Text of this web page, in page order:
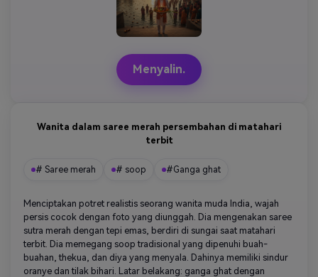
Menyalin.
Wanita dalam saree merah persembahan di matahari
terbit
# Saree merah # soop #Ganga ghat
Menciptakan potret realistis seorang wanita muda India, wajah
persis cocok dengan foto yang diunggah. Dia mengenakan saree
sutra merah dengan tepi emas, berdiri di sungai saat matahari
terbit. Dia memegang soop tradisional yang dipenuhi buah-
buahan, thekua, dan diya yang menyala. Dahinya memiliki sindur
oranye dan tilak bihari. Latar belakang: ganga ghat dengan